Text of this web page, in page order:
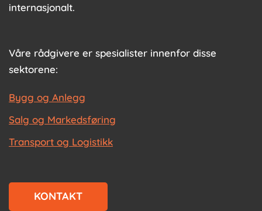
internasjonalt.
Våre rådgivere er spesialister innenfor disse
sektorene:
Bygg og Anlegg
Salg og Markedsføring
Transport og Logistikk
KONTAKT